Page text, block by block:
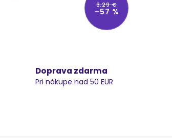
3,29 €
–57 %
Doprava zdarma
Pri nákupe nad 50 EUR